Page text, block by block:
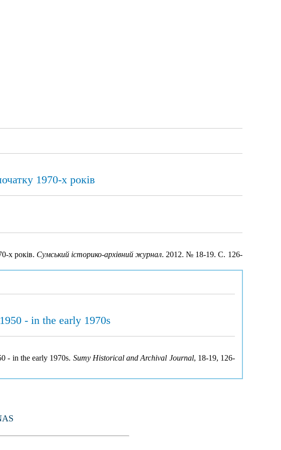
1970-х років
х років. Сумський історико-архівний журнал. 2012. № 18-19. С. 126-
- in the early 1970s
- in the early 1970s. Sumy Historical and Archival Journal, 18-19, 126-